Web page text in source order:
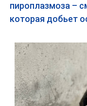
пироплазмоза –
которая добьет